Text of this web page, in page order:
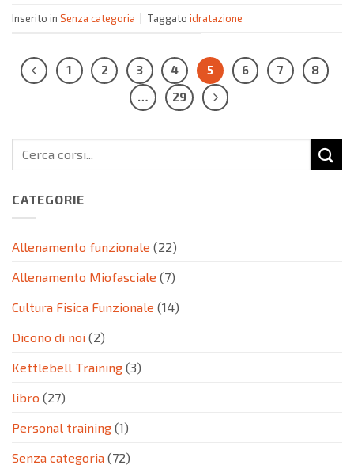
Inserito in Senza categoria | Taggato idratazione
1 2 3 4 5 6 7
8
…
29
CATEGORIE
Allenamento funzionale (22)
Allenamento Miofasciale (7)
Cultura Fisica Funzionale (14)
Dicono di noi (2)
Kettlebell Training (3)
libro (27)
Personal training (1)
Senza categoria (72)